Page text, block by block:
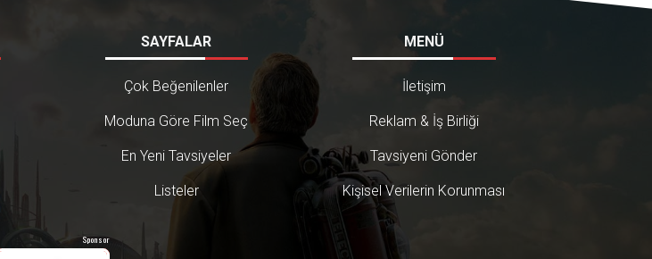
SAYFALAR
Çok Beğenilenler
Moduna Göre Film Seç
En Yeni Tavsiyeler
Listeler
MENÜ
İletişim
Reklam & İş Birliği
Tavsiyeni Gönder
Kişisel Verilerin Korunması
Sponsor